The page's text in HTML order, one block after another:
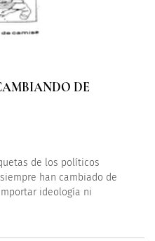
DE
de los políticos
han cambiado de
ideología ni